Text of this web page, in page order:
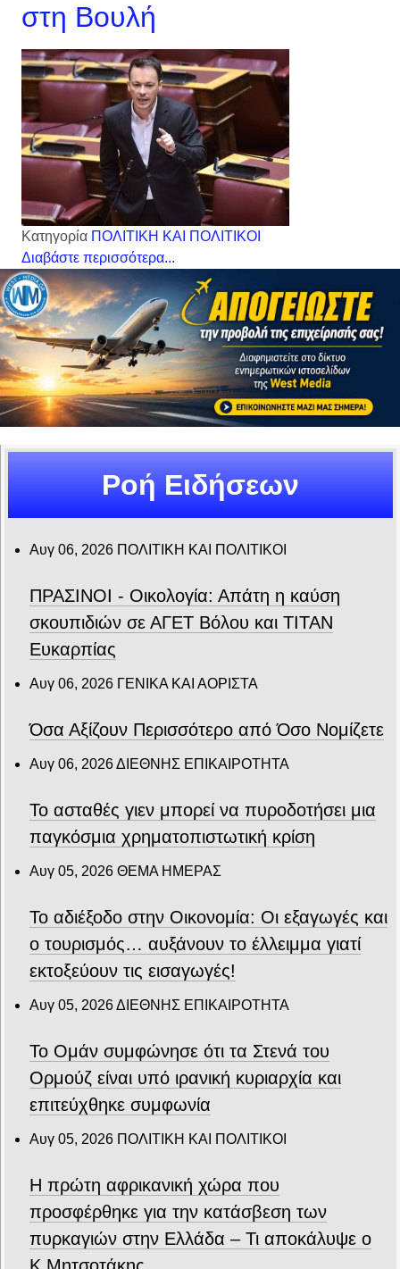
στη Βουλή
Κατηγορία ΠΟΛΙΤΙΚΗ ΚΑΙ ΠΟΛΙΤΙΚΟΙ
Διαβάστε περισσότερα...
Ροή Ειδήσεων
Αυγ 06, 2026 ΠΟΛΙΤΙΚΗ ΚΑΙ ΠΟΛΙΤΙΚΟΙ
ΠΡΑΣΙΝΟΙ - Οικολογία: Απάτη η καύση
σκουπιδιών σε ΑΓΕΤ Βόλου και ΤΙΤΑΝ
Ευκαρπίας
Αυγ 06, 2026 ΓΕΝΙΚΑ ΚΑΙ ΑΟΡΙΣΤΑ
Όσα Αξίζουν Περισσότερο από Όσο Νομίζετε
Αυγ 06, 2026ΔΙΕΘΝΗΣ ΕΠΙΚΑΙΡΟΤΗΤΑ
Το ασταθές γιεν μπορεί να πυροδοτήσει μια
παγκόσμια χρηματοπιστωτική κρίση
Αυγ 05, 2026 ΘΕΜΑ ΗΜΕΡΑΣ
Το αδιέξοδο στην Οικονομία: Οι εξαγωγές και
ο τουρισμός… αυξάνουν το έλλειμμα γιατί
εκτοξεύουν τις εισαγωγές!
Αυγ 05, 2026ΔΙΕΘΝΗΣ ΕΠΙΚΑΙΡΟΤΗΤΑ
Το Ομάν συμφώνησε ότι τα Στενά του
Ορμούζ είναι υπό ιρανική κυριαρχία και
επιτεύχθηκε συμφωνία
Αυγ 05, 2026 ΠΟΛΙΤΙΚΗ ΚΑΙ ΠΟΛΙΤΙΚΟΙ
Η πρώτη αφρικανική χώρα που
προσφέρθηκε για την κατάσβεση των
πυρκαγιών στην Ελλάδα – Τι αποκάλυψε ο